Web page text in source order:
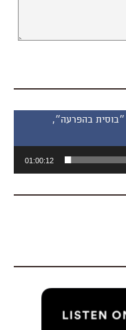
״בוסית בהפרעה״,
01:00:12